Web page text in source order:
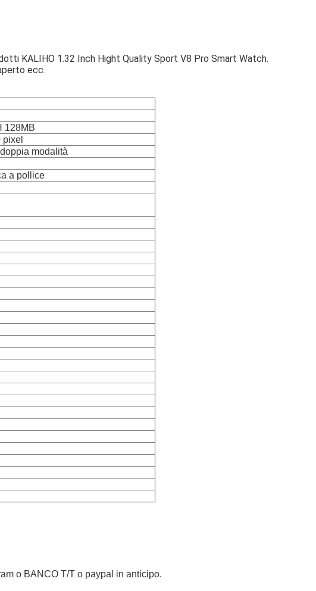
KALIHO 1.32 Inch Hight Quality Sport V8 Pro Smart Watch.
ecc.
128MB
modalità
a pollice
o BANCO T/T o paypal in anticipo.